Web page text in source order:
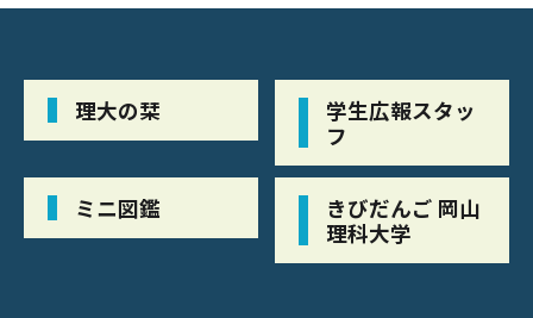
理大の栞
学生広報スタッ
フ
ミニ図鑑
きびだんご 岡山
理科大学